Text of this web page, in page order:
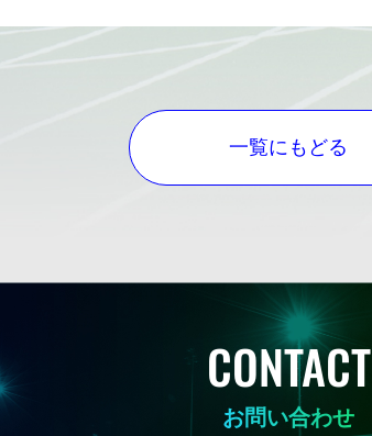
一覧にもどる
CONTACT
お問い合わせ